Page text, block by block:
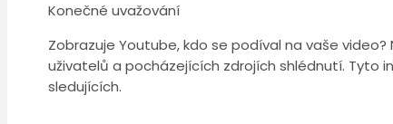
Konečné uvažování
Zobrazuje Youtube, kdo se podíval na vaše
uživatelů a pocházejících zdrojích shlédnutí. Tyto
sledujících.